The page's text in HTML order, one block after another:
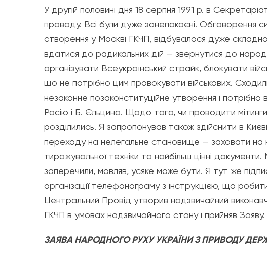
У другій половині дня 18 серпня 1991 р. в
проводу. Всі були дуже занепокоєні. Обговорення
створення у Москві ГКЧП, відбувалося дуже
вдатися до радикальних дій — звернутися до
організувати Всеукраїнський страйк, блокувати
що не потрібно цим провокувати військових.
незаконне позаконституційне утворення і
Росію і Б. Єльцина. Щодо того, чи проводити
розділились. Я запропонував також здійснити в
переходу на нелегальне становище — заховати на
тиражувальної техніки та найбільш цінні
заперечили, мовляв, усяке може бути. Я тут же
організації телефонограму з інструкцією, що
Центральний Провід утворив надзвичайний
ГКЧП в умовах надзвичайного стану і прийняв Заяву.
ЗАЯВА НАРОДНОГО РУХУ УКРАЇНИ З ПРИВОДУ